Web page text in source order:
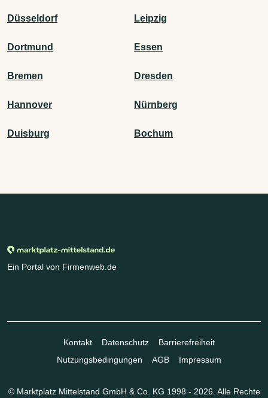
Düsseldorf Leipzig
Dortmund Essen
Bremen Dresden
Hannover Nürnberg
Duisburg Bochum
Ein Portal von Firmenweb.de
Kontakt Datenschutz
Barrierefreiheit
Nutzungsbedingungen
AGB Impressum
© Marktplatz Mittelstand GmbH & Co. KG 1998 - 2026. Alle Rechte